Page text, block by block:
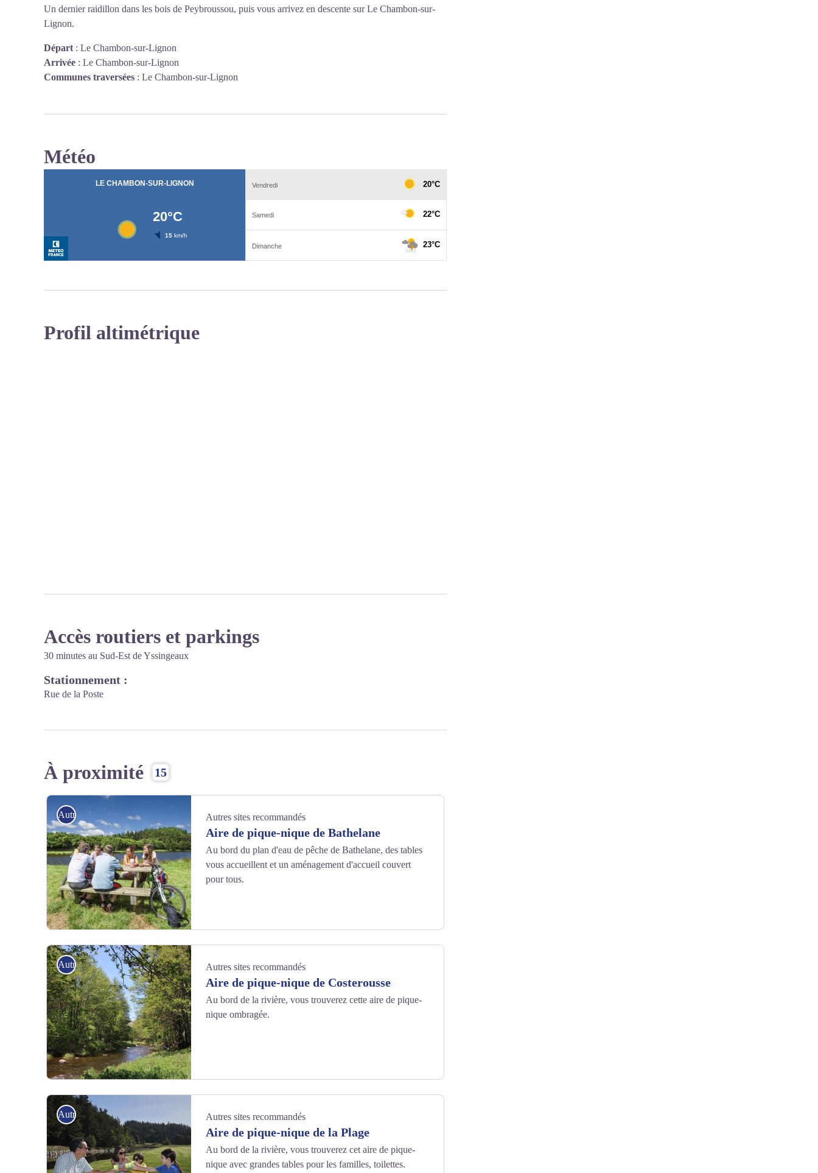
Un dernier raidillon dans les bois de Peybroussou, puis vous arrivez en descente sur Le Chambon-sur-
Lignon.
Départ : Le Chambon-sur-Lignon
Arrivée : Le Chambon-sur-Lignon
Communes traversées : Le Chambon-sur-Lignon
Météo
Profil altimétrique
Accès routiers et parkings
30 minutes au Sud-Est de Yssingeaux
Stationnement :
Rue de la Poste
À proximité 15
Autres sites recommandés Autres sites recommandés
Aire de pique-nique de Bathelane
Au bord du plan d'eau de pêche de Bathelane, des tables
vous accueillent et un aménagement d'accueil couvert
pour tous.
Autres sites recommandés Autres sites recommandés
Aire de pique-nique de Costerousse
Au bord de la rivière, vous trouverez cette aire de pique-
nique ombragée.
Autres sites recommandés Autres sites recommandés
Aire de pique-nique de la Plage
Au bord de la rivière, vous trouverez cet aire de pique-
nique avec grandes tables pour les familles, toilettes.